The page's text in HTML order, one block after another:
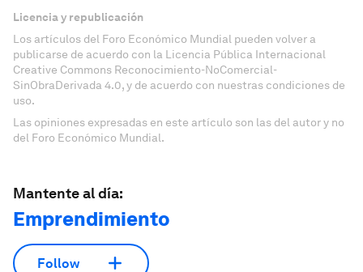
Licencia y republicación
Los artículos del Foro Económico Mundial pueden volver a
publicarse de acuerdo con la Licencia Pública Internacional
Creative Commons Reconocimiento-NoComercial-
SinObraDerivada 4.0, y de acuerdo con nuestras condiciones de
uso.
Las opiniones expresadas en este artículo son las del autor y no
del Foro Económico Mundial.
Mantente al día:
Emprendimiento
Follow